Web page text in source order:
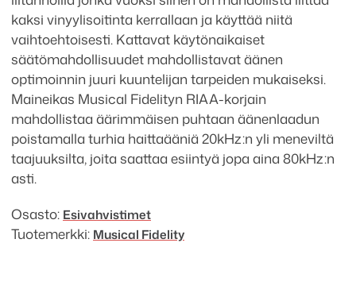
kaksi vinyylisoitinta kerrallaan ja käyttää niitä
vaihtoehtoisesti. Kattavat käytönaikaiset
säätömahdollisuudet mahdollistavat äänen
optimoinnin juuri kuuntelijan tarpeiden mukaiseksi.
Maineikas Musical Fidelityn RIAA-korjain
mahdollistaa äärimmäisen puhtaan äänenlaadun
poistamalla turhia haittaääniä 20kHz:n yli meneviltä
taajuuksilta, joita saattaa esiintyä jopa aina 80kHz:n
asti.
Osasto: Esivahvistimet
Tuotemerkki: Musical Fidelity